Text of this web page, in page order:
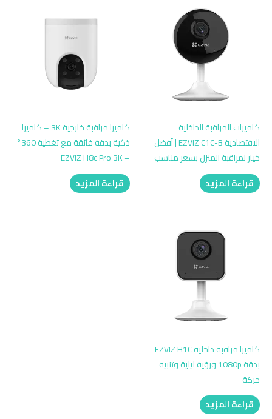
كاميرات المراقبة الداخلية
الاقتصادية EZVIZ C1C-B | أفضل
خيار لمراقبة المنزل بسعر مناسب
قراءة المزيد
كاميرا مراقبة خارجية 3K – كاميرا
ذكية بدقة فائقة مع تغطية 360°
– EZVIZ H8c Pro 3K
قراءة المزيد
كاميرا مراقبة داخلية EZVIZ H1C
بدقة 1080p ورؤية ليلية وتنبيه
حركة
قراءة المزيد